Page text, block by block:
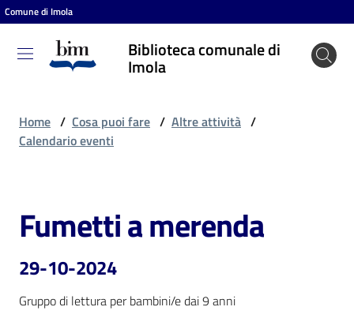
Vai al contenuto
Vai alla navigazione
Vai al footer
Comune di Imola
Biblioteca comunale di
Imola
Biblioteca
comunale
Cosa
puoi
fare
Home / Cosa puoi fare / Altre attività /
Calendario eventi
Salta al contenuto
Fumetti a merenda
29-10-2024
Gruppo di lettura per bambini/e dai 9 anni